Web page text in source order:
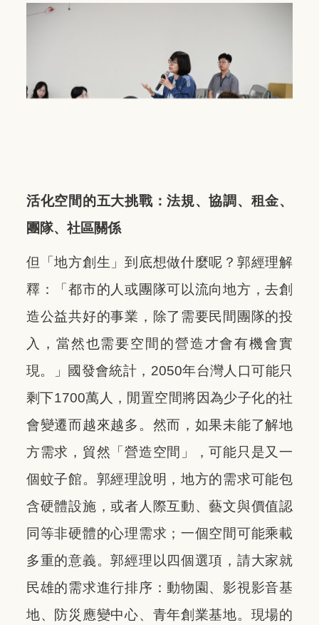
活化空間的五大挑戰：法規、協調、租金、
團隊、社區關係
但「地方創生」到底想做什麼呢？郭經理解
釋：「都市的人或團隊可以流向地方，去創
造公益共好的事業，除了需要民間團隊的投
入，當然也需要空間的營造才會有機會實
現。
」國發會統計，2050年台灣人口可能只
剩下1700萬人，閒置空間將因為少子化的社
會變遷而越來越多。然而，如果未能了解地
方需求，貿然「營造空間」，可能只是又一
個蚊子館。郭經理說明，地方的需求可能包
含硬體設施，或者人際互動、藝文與價值認
同等非硬體的心理需求；一個空間可能乘載
多重的意義。郭經理以四個選項，請大家就
民雄的需求進行排序：動物園、影視影音基
地、防災應變中心、青年創業基地。現場的